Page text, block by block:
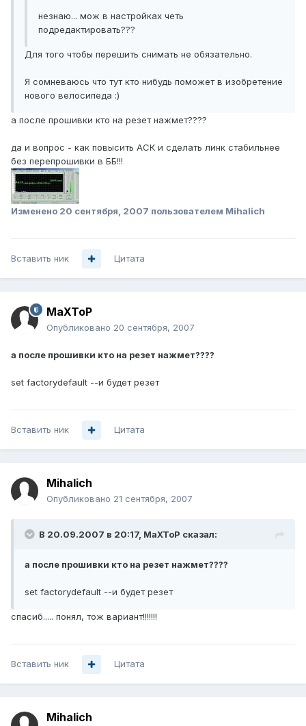
незнаю... мож в настройках четь
подредактировать???
Для того чтобы перешить снимать не обязательно.
Я сомневаюсь что тут кто нибудь поможет в изобретение
нового велосипеда :)
а после прошивки кто на резет нажмет????
да и вопрос - как повысить АСК и сделать линк стабильнее
без перепрошивки в ББ!!!
Изменено 20 сентября, 2007 пользователем Mihalich
Вставить ник Цитата
MaXToP
Опубликовано 20 сентября, 2007
а после прошивки кто на резет нажмет????
set factorydefault --и будет резет
Вставить ник Цитата
Mihalich
Опубликовано 21 сентября, 2007
В 20.09.2007 в 20:17, MaXToP сказал:
а после прошивки кто на резет нажмет????
set factorydefault --и будет резет
спасиб..... понял, тож вариант!!!!!!!
Вставить ник Цитата
Mihalich